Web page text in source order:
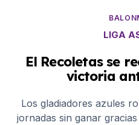
LIGA
El Recoletas se
victoria
Los gladiadores azules
jornadas sin ganar